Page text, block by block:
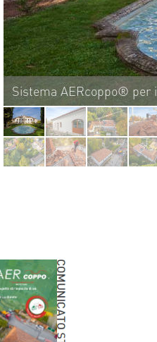
Sistema AERcoppo® per